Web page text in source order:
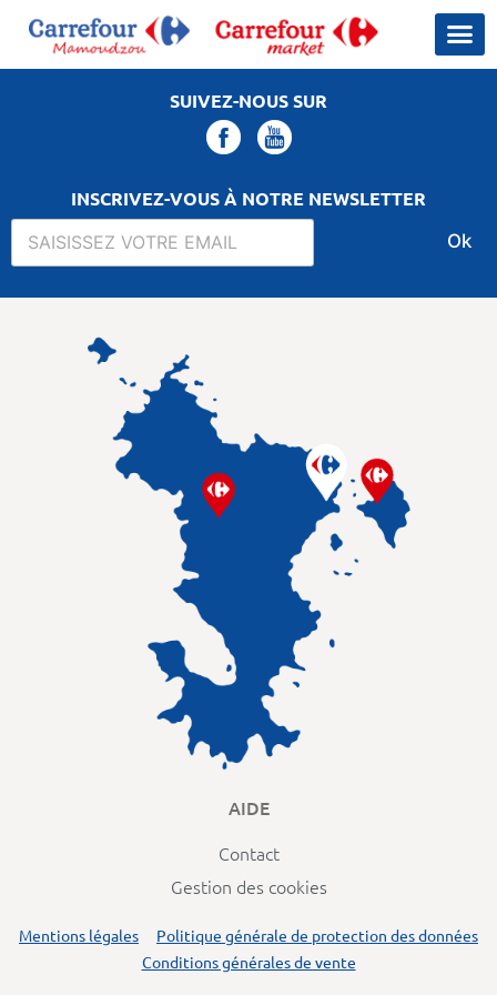
SUIVEZ-NOUS SUR
INSCRIVEZ-VOUS À NOTRE NEWSLETTER
Ok
AIDE
Contact
Gestion des cookies
Mentions légales
Politique générale de protection des données
Conditions générales de vente